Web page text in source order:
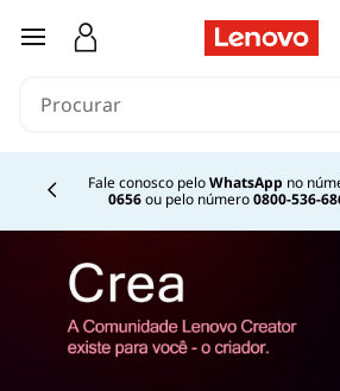
saltar para o conteúdo principal
Fale conosco peloWhatsApp no
0656ou pelo número0800-536-